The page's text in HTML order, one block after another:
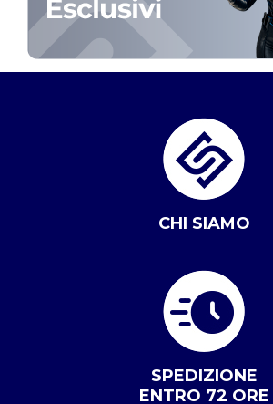
CHI SIAMO
SPEDIZIONE
ENTRO 72 ORE